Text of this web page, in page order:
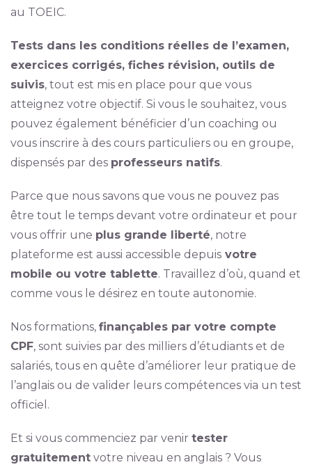
au TOEIC.
Tests dans les conditions réelles de l’examen,
exercices corrigés, fiches révision, outils de
suivis, tout est mis en place pour que vous
atteignez votre objectif. Si vous le souhaitez, vous
pouvez également bénéficier d’un coaching ou
vous inscrire à des cours particuliers ou en groupe,
dispensés par des professeurs natifs.
Parce que nous savons que vous ne pouvez pas
être tout le temps devant votre ordinateur et pour
vous offrir une plus grande liberté, notre
plateforme est aussi accessible depuisvotre
mobile ou votre tablette. Travaillez d’où, quand et
comme vous le désirez en toute autonomie.
Nos formations, finançables par votre compte
CPF, sont suivies par des milliers d’étudiants et de
salariés, tous en quête d’améliorer leur pratique de
l’anglais ou de valider leurs compétences via un test
officiel.
Et si vous commenciez par venir tester
gratuitementvotre niveau en anglais ? Vous